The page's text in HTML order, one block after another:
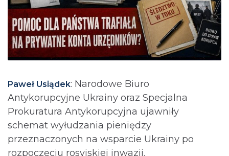
Paweł Usiądek: Narodowe Biuro
Antykorupcyjne Ukrainy oraz Specjalna
Prokuratura Antykorupcyjna ujawniły
schemat wyłudzania pieniędzy
przeznaczonych na wsparcie Ukrainy po
rozpoczęciu rosyjskiej inwazji.